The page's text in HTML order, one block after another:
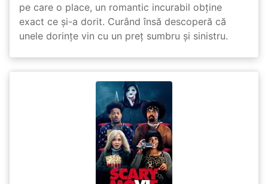
pe care o place, un romantic incurabil obține
exact ce și-a dorit. Curând însă descoperă că
unele dorințe vin cu un preț sumbru și sinistru.